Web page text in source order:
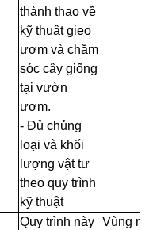
thành thạo về
kỹ thuật gieo
ươm và chăm
sóc cây giống
tại vườn
ươm.
- Đủ chủng
loại và khối
lượng vật tư
theo quy trình
kỹ thuật
Quy trình này
Vùng